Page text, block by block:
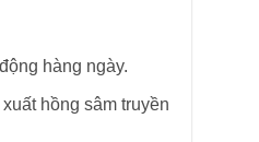
hàng ngày.
hồng sâm truyền